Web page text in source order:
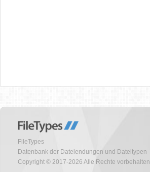
FileTypes
Datenbank der Dateiendungen und Dateitypen
Copyright © 2017-2026 Alle Rechte vorbehalten